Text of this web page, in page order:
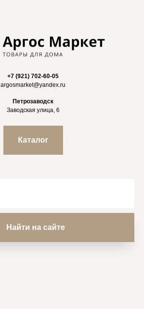
+7 (921) 702-60-05
argosmarket@yandex.ru
Петрозаводск
Заводская улица, 6
Каталог
Найти на сайте